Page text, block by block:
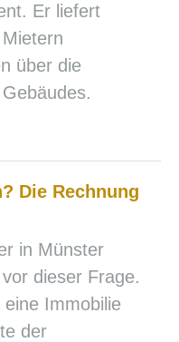
Er liefert
über die
Die Rechnung
in Münster
dieser Frage.
Immobilie
der